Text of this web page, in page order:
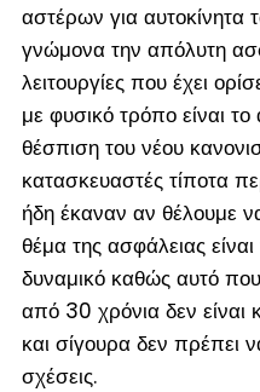
αστέρων για αυτοκίνητα
γνώμονα την απόλυτη
λειτουργίες που έχει
με φυσικό τρόπο είναι
θέσπιση του νέου
κατασκευαστές τίποτα
ήδη έκαναν αν θέλουμε να
θέμα της ασφάλειας
δυναμικό καθώς αυτό
από 30 χρόνια δεν
και σίγουρα δεν πρέπει
σχέσεις.